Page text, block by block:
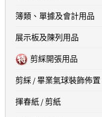
簿類、單據及會計用品
展示板及陳列用品
剪綵開張用品
剪綵 / 畢業氣球裝飾佈置
揮春紙 / 剪紙